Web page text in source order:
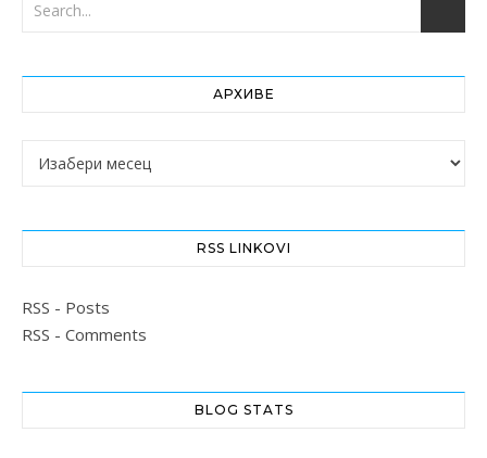
АРХИВЕ
Архиве
RSS LINKOVI
RSS - Posts
RSS - Comments
BLOG STATS